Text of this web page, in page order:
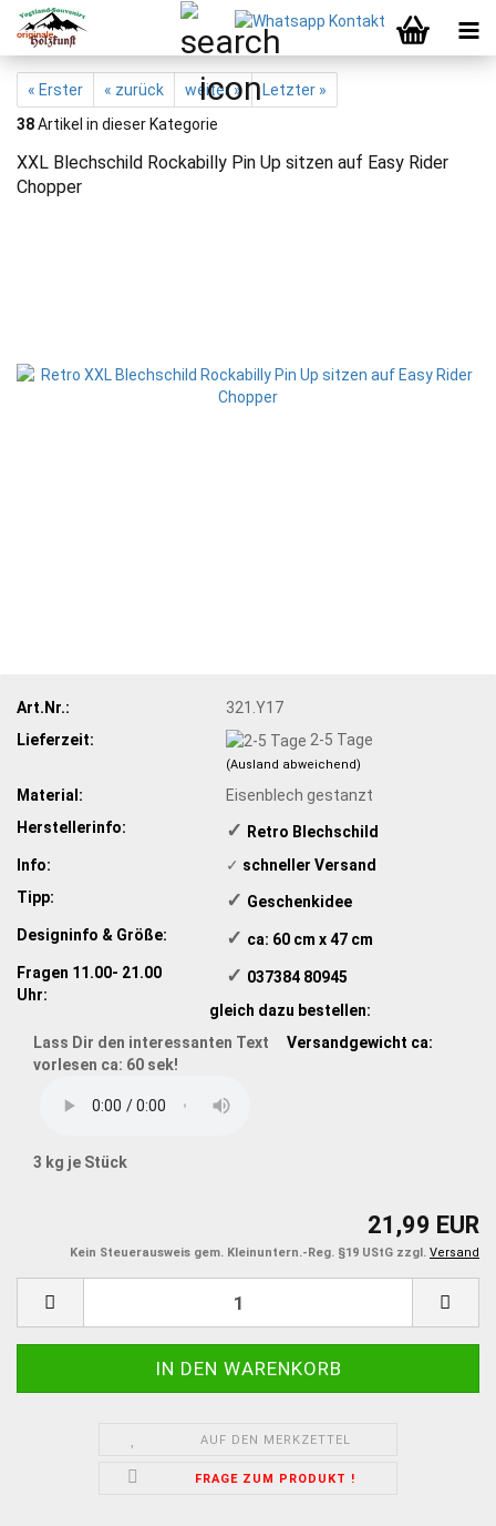
« Erster « zurück weiter »
Letzter »
38Artikel in dieser Kategorie
XXL Blechschild Rockabilly Pin Up sitzen auf Easy Rider
Chopper
Art.Nr.:
321.Y17
Lieferzeit:
2-5 Tage
(Ausland abweichend)
Material:
Eisenblech gestanzt
Herstellerinfo:
✓ ​Retro Blechschild
Info:
✓ ​schneller Versand
Tipp:
✓ ​Geschenkidee
Designinfo & Größe:
✓ ​ ca: 60 cm x 47 cm
Fragen 11.00- 21.00
Uhr:
✓ ​ 037384 80945
gleich dazu bestellen:
Lass Dir den interessanten Text
vorlesen ca: 60 sek!
Versandgewicht ca:
3 kg je Stück
21,99 EUR
Kein Steuerausweis gem. Kleinuntern.-Reg. §19 UStG zzgl. Versand
AUF DEN MERKZETTEL
FRAGE ZUM PRODUKT !